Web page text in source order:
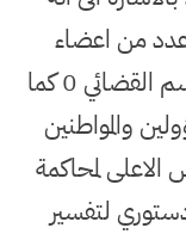
من اعضاء
مجلس القضاء الاعلى من قبل الجسم القضائي 0 كما
والمواطنين
لمحاكمة
لتفسير